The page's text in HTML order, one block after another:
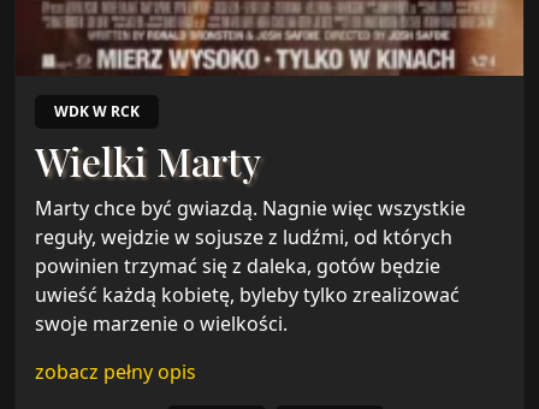
WDK W RCK
Wielki Marty
Marty chce być gwiazdą. Nagnie więc wszystkie
reguły, wejdzie w sojusze z ludźmi, od których
powinien trzymać się z daleka, gotów będzie
uwieść każdą kobietę, byleby tylko zrealizować
swoje marzenie o wielkości.
zobacz pełny opis